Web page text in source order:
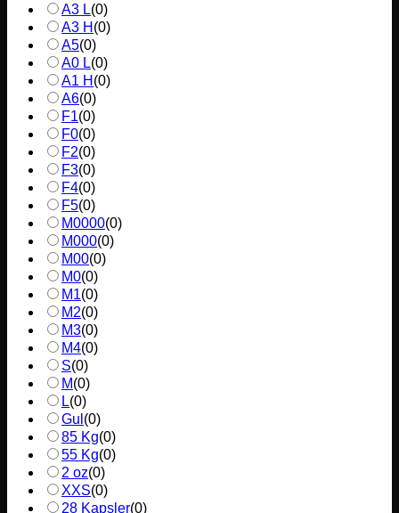
A3 L(0)
A3 H (0)
A5(0)
A0 L(0)
A1 H (0)
A6(0)
F1(0)
F0(0)
F2(0)
F3(0)
F4(0)
F5(0)
M0000(0)
M000(0)
M00(0)
M0(0)
M1(0)
M2(0)
M3(0)
M4(0)
S(0)
M(0)
L(0)
Gul (0)
85 Kg(0)
55 Kg(0)
2 oz(0)
XXS(0)
28 Kapsler(0)